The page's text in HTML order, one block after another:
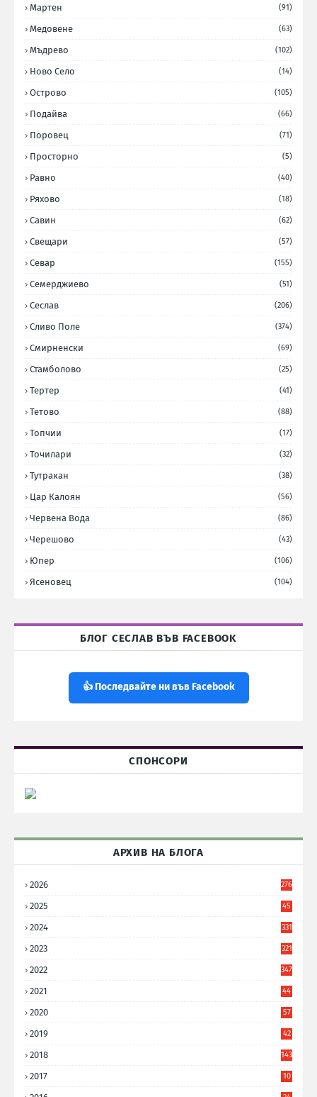
Мартен (91)
Медовене (63)
Мъдрево (102)
Ново Село (14)
Острово (105)
Подайва (66)
Поровец (71)
Просторно (5)
Равно (40)
Ряхово (18)
Савин (62)
Свещари (57)
Севар (155)
Семерджиево (51)
Сеслав (206)
Сливо Поле (374)
Смирненски (69)
Стамболово (25)
Тертер (41)
Тетово (88)
Топчии (17)
Точилари (32)
Тутракан (38)
Цар Калоян (56)
Червена Вода (86)
Черешово (43)
Юпер (106)
Ясеновец (104)
БЛОГ СЕСЛАВ ВЪВ FACEBOOK
👍 Последвайте ни във Facebook
СПОНСОРИ
АРХИВ НА БЛОГА
2026 276
2025
45
2024 331
2023 321
2022 347
2021
44
2020
57
2019
42
2018 143
2017
10